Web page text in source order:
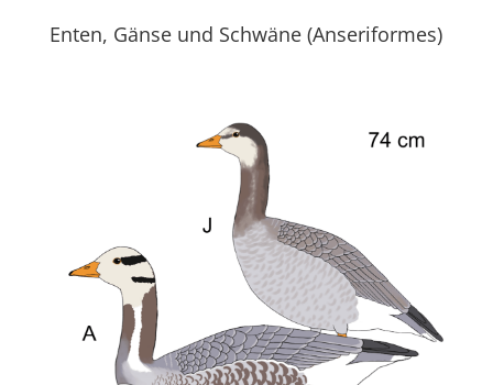
Enten, Gänse und Schwäne (Anseriformes)